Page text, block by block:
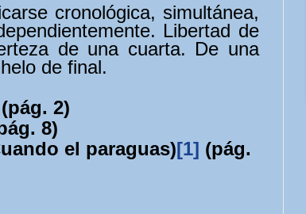
cronológica, simultánea,
Libertad de
de una cuarta. De una
de final.
(pág. 2)
8)
el paraguas)[1] (pág.